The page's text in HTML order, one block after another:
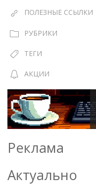
ПОЛЕЗНЫЕ ССЫЛКИ
РУБРИКИ
ТЕГИ
АКЦИИ
Реклама
Актуально